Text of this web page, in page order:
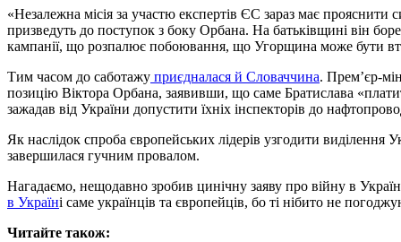
«Незалежна місія за участю експертів ЄС зараз має прояснити
призведуть до поступок з боку Орбана. На батьківщині він
кампанії, що розпалює побоювання, що Угорщина може бути
Тим часом до саботажу приєдналася й Словаччина. Прем’єр-
позицію Віктора Орбана, заявивши, що саме Братислава
зажадав від України допустити їхніх інспекторів до
Як наслідок спроба європейських лідерів узгодити виділення
завершилася гучним провалом.
Нагадаємо, нещодавно зробив цинічну заяву про війну в
в Україні саме українців та європейців, бо ті нібито не
Читайте також: